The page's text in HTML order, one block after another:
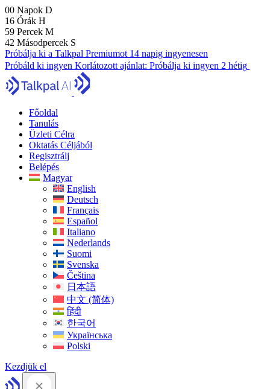
00 Napok D
16 Órák H
59 Percek M
41 Másodpercek S
Próbálja ki a Talkpal Premiumot 14 napig ingyenesen
Próbáld ki ingyen Korlátozott ajánlat: Próbálja ki ingyen 2 hétig
Főoldal
Tanulás
Üzleti Célra
Oktatás Céljából
Regisztrálj
Belépés
Magyar
English
Deutsch
Français
Español
Italiano
Nederlands
Suomi
Svenska
Čeština
日本語
中文 (简体)
हिंदी
한국어
Українська
Polski
Kezdjük el